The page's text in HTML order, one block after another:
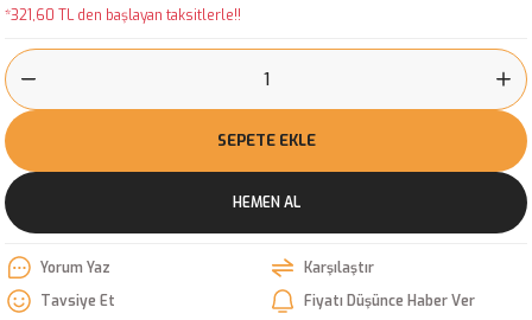
*321,60 TL den başlayan taksitlerle!!
SEPETE EKLE
HEMEN AL
Yorum Yaz
Karşılaştır
Tavsiye Et
Fiyatı Düşünce Haber Ver